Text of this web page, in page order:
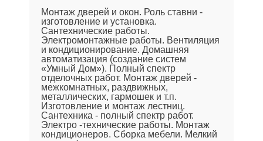
Монтаж дверей и окон. Роль ставни -
изготовление и установка.
Сантехнические работы.
Электромонтажные работы. Вентиляция
и кондиционирование. Домашняя
автоматизация (создание систем
«Умный Дом»). Полный спектр
отделочных работ. Монтаж дверей -
межкомнатных, раздвижных,
металлических, гармошек и т.п.
Изготовление и монтаж лестниц.
Сантехника - полный спектр работ.
Электро -технические работы. Монтаж
кондиционеров. Сборка мебели. Мелкий